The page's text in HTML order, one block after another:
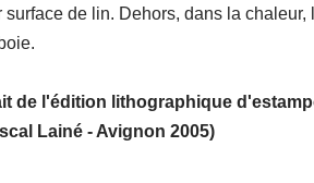
de lin. Dehors, dans la
de l'édition lithographique
Lainé - Avignon 2005)